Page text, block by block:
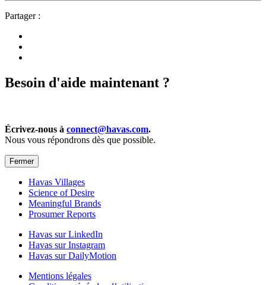
Partager :
Besoin d'aide maintenant ?
Écrivez-nous à connect@havas.com.
Nous vous répondrons dès que possible.
Fermer
Havas Villages
Science of Desire
Meaningful Brands
Prosumer Reports
Havas sur LinkedIn
Havas sur Instagram
Havas sur DailyMotion
Mentions légales